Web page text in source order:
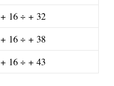
+ 16 ÷ + 32
+ 16 ÷ + 38
+ 16 ÷ + 43